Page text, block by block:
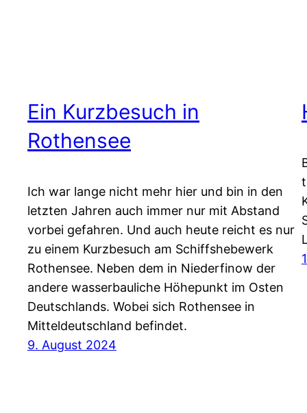
Ein Kurzbesuch in
Rothensee
Ich war lange nicht mehr hier und bin in den
letzten Jahren auch immer nur mit Abstand
vorbei gefahren. Und auch heute reicht es nur
zu einem Kurzbesuch am Schiffshebewerk
Rothensee. Neben dem in Niederfinow der
andere wasserbauliche Höhepunkt im Osten
Deutschlands. Wobei sich Rothensee in
Mitteldeutschland befindet.
9. August 2024